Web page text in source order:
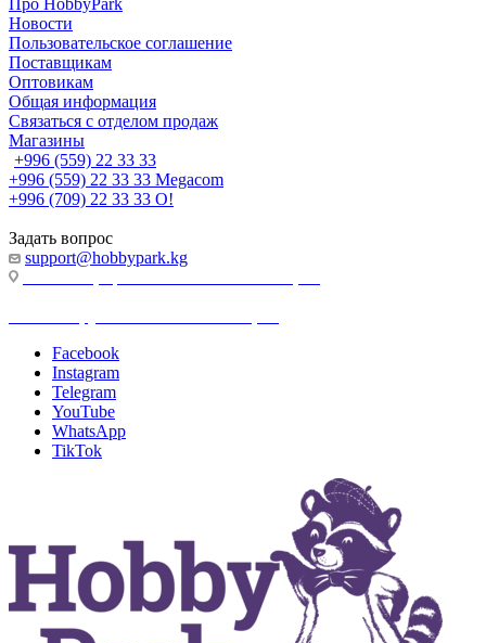
Про HobbyPark
Новости
Пользовательское соглашение
Поставщикам
Оптовикам
Общая информация
Связаться с отделом продаж
Магазины
+996 (559) 22 33 33
+996 (559) 22 33 33 Megacom
+996 (709) 22 33 33 O!
Задать вопрос
support@hobbypark.kg
Facebook
Instagram
Telegram
YouTube
WhatsApp
TikTok